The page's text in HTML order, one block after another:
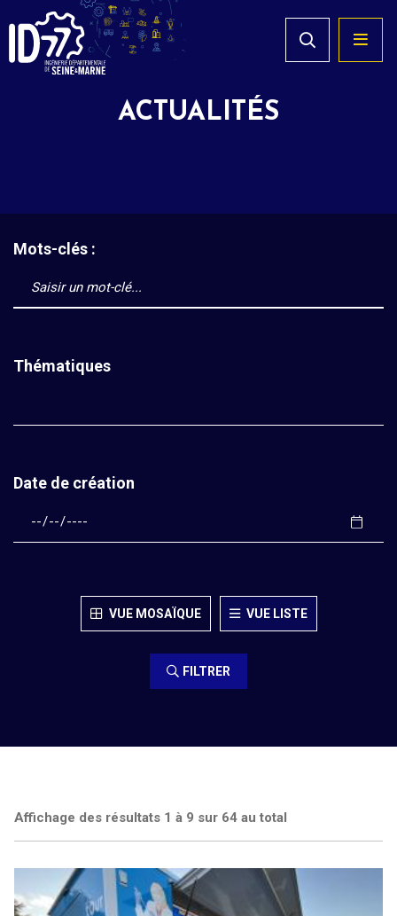
ACTUALITÉS
Mots-clés :
Thématiques
Date de création
VUE MOSAÏQUE VUE LISTE
FILTRER
Affichage des résultats 1 à 9 sur 64 au total